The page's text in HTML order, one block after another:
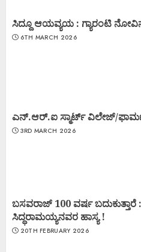
ಸಿದ್ದೂ ಆಯವ್ಯಯ : ಗ್ಯಾರಂಟಿ
6TH MARCH 2026
ಎನ್.ಆರ್.ಐ ಸ್ಮಾರ್ಟ್ ವಿಲೇಜ್/
3RD MARCH 2026
ಬಸವರಾಜ್ 100 ವರ್ಷ ಬದುಕುತ್ತಾರೆ
ಸಿದ್ಧರಾಮಯ್ಯನವರ ಹಾಸ್ಯ !
20TH FEBRUARY 2026